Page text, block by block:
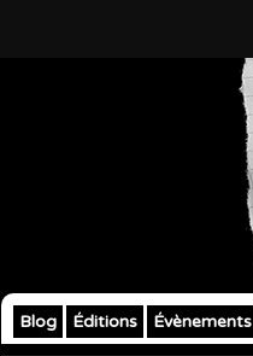
Blog Éditions Évènements